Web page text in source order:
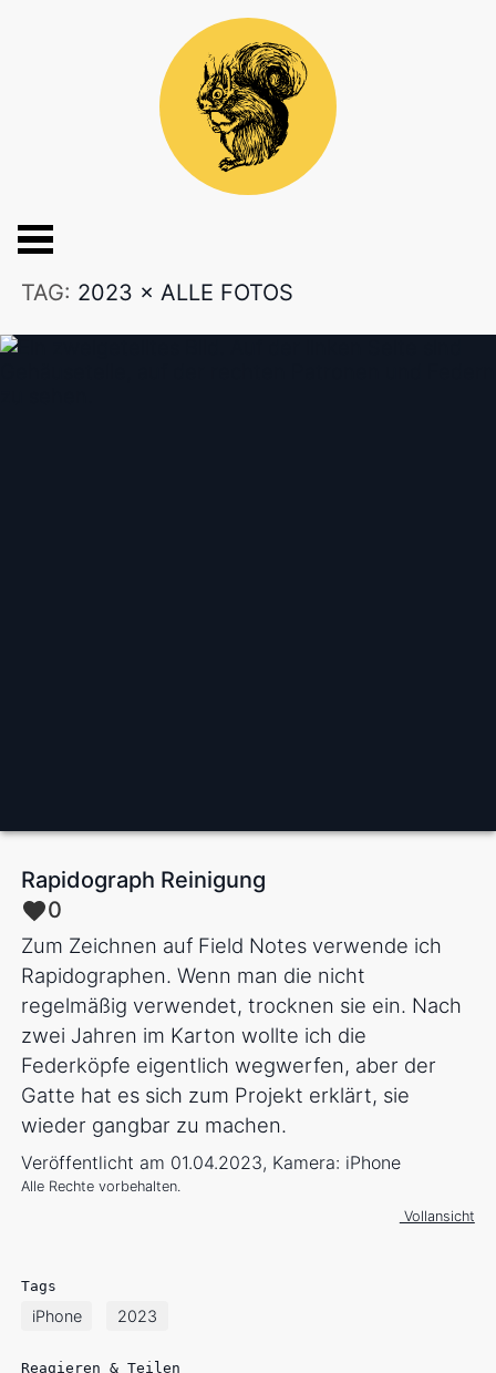
TAG: 2023 × ALLE FOTOS
Rapidograph Reinigung
0
Zum Zeichnen auf Field Notes verwende ich
Rapidographen. Wenn man die nicht
regelmäßig verwendet, trocknen sie ein. Nach
zwei Jahren im Karton wollte ich die
Federköpfe eigentlich wegwerfen, aber der
Gatte hat es sich zum Projekt erklärt, sie
wieder gangbar zu machen.
Veröffentlicht am 01.04.2023, Kamera: iPhone
Alle Rechte vorbehalten.
Vollansicht
Tags
iPhone 2023
Reagieren & Teilen